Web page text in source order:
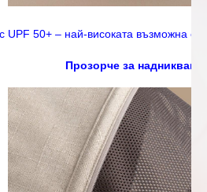
UPF 50+ – най-високата възможна
Прозорче за надникване